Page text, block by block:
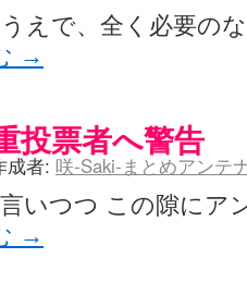
えで、全く必要の
→
投票者へ警告
成者: 咲-Saki-まとめアンテ
いつつ この隙にア
→